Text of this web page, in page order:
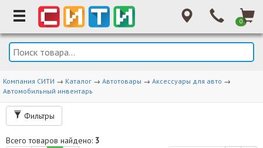
0
Компания СИТИ → Каталог → Автотовары → Аксессуары для авто →
Автомобильный инвентарь
Фильтры
Всего товаров найдено: 3